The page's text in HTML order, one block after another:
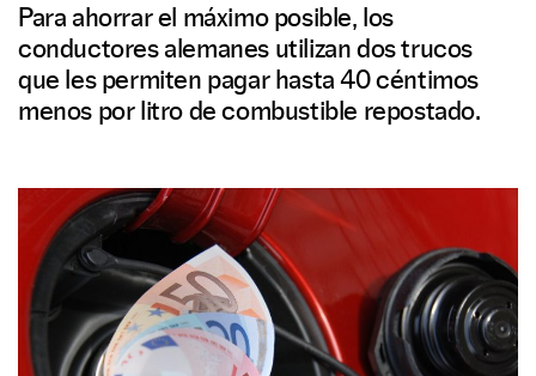
Para ahorrar el máximo posible, los
conductores alemanes utilizan dos trucos
que les permiten pagar hasta 40 céntimos
menos por litro de combustible repostado.